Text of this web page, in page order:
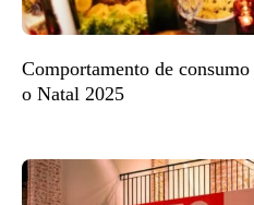
Comportamento de
o Natal 2025